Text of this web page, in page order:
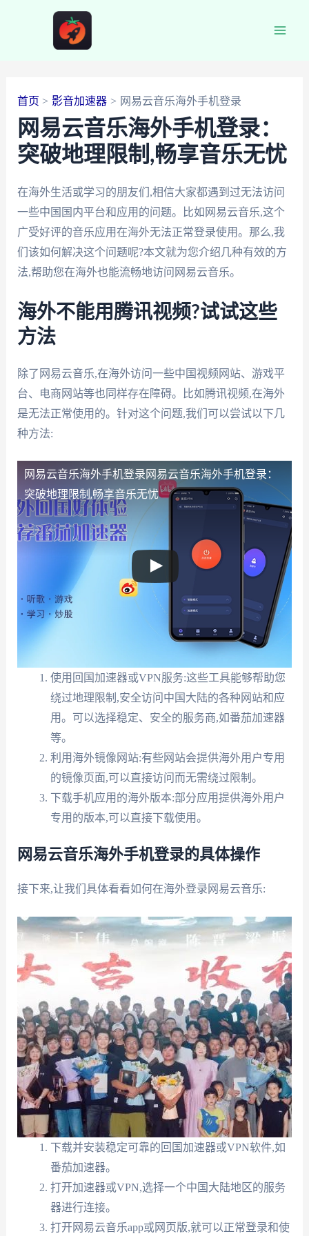
首页 影音加速器 网易云音乐海外手机登录
网易云音乐海外手机登录：
突破地理限制,畅享音乐无忧
在海外生活或学习的朋友们,相信大家都遇到过无法访问
一些中国国内平台和应用的问题。比如网易云音乐,这个
广受好评的音乐应用在海外无法正常登录使用。那么,我
们该如何解决这个问题呢?本文就为您介绍几种有效的方
法,帮助您在海外也能流畅地访问网易云音乐。
海外不能用腾讯视频?试试这些
方法
除了网易云音乐,在海外访问一些中国视频网站、游戏平
台、电商网站等也同样存在障碍。比如腾讯视频,在海外
是无法正常使用的。针对这个问题,我们可以尝试以下几
种方法:
网易云音乐海外手机登录 网易云音乐海外手机登录：
突破地理限制,畅享音乐无忧
使用回国加速器或VPN服务:这些工具能够帮助您
绕过地理限制,安全访问中国大陆的各种网站和应
用。可以选择稳定、安全的服务商,如番茄加速器
等。
利用海外镜像网站:有些网站会提供海外用户专用
的镜像页面,可以直接访问而无需绕过限制。
下载手机应用的海外版本:部分应用提供海外用户
专用的版本,可以直接下载使用。
网易云音乐海外手机登录的具体操作
接下来,让我们具体看看如何在海外登录网易云音乐:
下载并安装稳定可靠的回国加速器或VPN软件,如
番茄加速器。
打开加速器或VPN,选择一个中国大陆地区的服务
器进行连接。
打开网易云音乐app或网页版,就可以正常登录和使